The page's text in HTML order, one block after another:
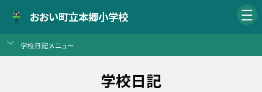
おおい町立本郷小学校
学校日記メニュー
学校日記